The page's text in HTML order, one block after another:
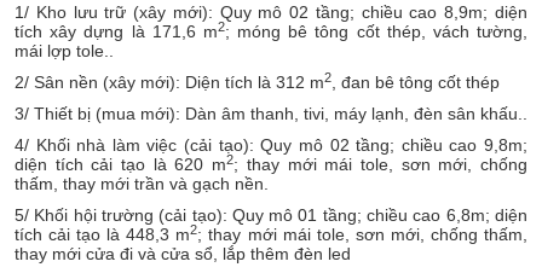
1/ Kho lưu trữ (xây mới): Quy mô 02 tầng; chiều cao 8,9m; diện
tích xây dựng là 171,6 m2; móng bê tông cốt thép, vách tường,
mái lợp tole..
2/ Sân nền (xây mới): Diện tích là 312 m2
, đan bê tông cốt thép
3/ Thiết bị (mua mới): Dàn âm thanh, tivi, máy lạnh, đèn sân khấu..
4/ Khối nhà làm việc (cải tạo): Quy mô 02 tầng; chiều cao 9,8m;
diện tích cải tạo là 620 m2; thay mới mái tole, sơn mới, chống
thấm, thay mới trần và gạch nền.
5/ Khối hội trường (cải tạo): Quy mô 01 tầng; chiều cao 6,8m; diện
tích cải tạo là 448,3 m2; thay mới mái tole, sơn mới, chống thấm,
thay mới cửa đi và cửa sổ, lắp thêm đèn led